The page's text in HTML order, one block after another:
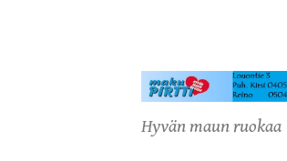
Skip
to
content
Hyvän maun ruokaa